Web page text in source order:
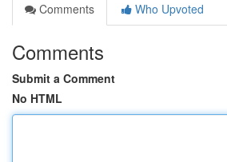
Comments
Who Upvoted
Comments
Submit a Comment
No HTML